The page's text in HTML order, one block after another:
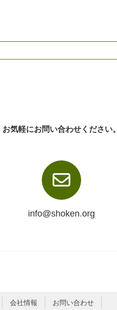
お気軽にお問い合わせください。
info@shoken.org
会社情報 お問い合わせ